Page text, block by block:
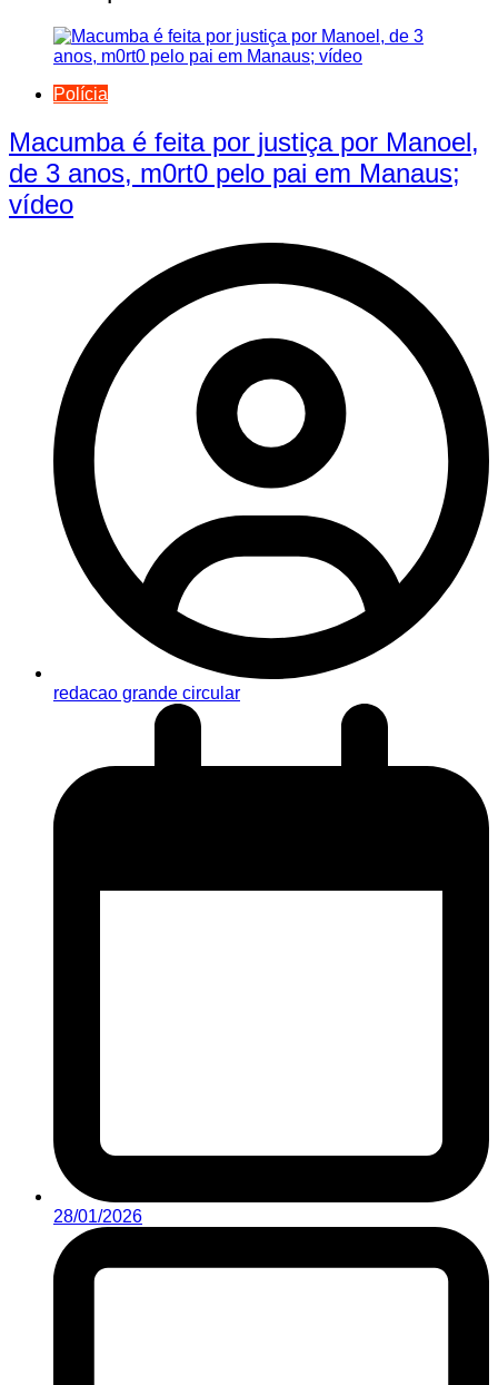
Polícia
Macumba é feita por justiça por Manoel,
de 3 anos, m0rt0 pelo pai em Manaus;
vídeo
redacao grande circular
28/01/2026